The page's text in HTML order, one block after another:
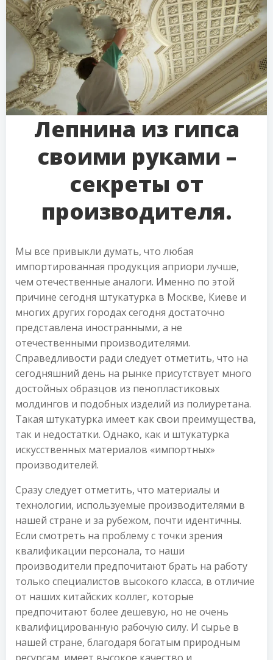
Лепнина из гипса
своими руками –
секреты от
производителя.
Мы все привыкли думать, что любая
импортированная продукция априори лучше,
чем отечественные аналоги. Именно по этой
причине сегодня штукатурка в Москве, Киеве и
многих других городах сегодня достаточно
представлена иностранными, а не
отечественными производителями.
Справедливости ради следует отметить, что на
сегодняшний день на рынке присутствует много
достойных образцов из пенопластиковых
молдингов и подобных изделий из полиуретана.
Такая штукатурка имеет как свои преимущества,
так и недостатки. Однако, как и штукатурка
искусственных материалов «импортных»
производителей.
Сразу следует отметить, что материалы и
технологии, используемые производителями в
нашей стране и за рубежом, почти идентичны.
Если смотреть на проблему с точки зрения
квалификации персонала, то наши
производители предпочитают брать на работу
только специалистов высокого класса, в отличие
от наших китайских коллег, которые
предпочитают более дешевую, но не очень
квалифицированную рабочую силу. И сырье в
нашей стране, благодаря богатым природным
ресурсам, имеет высокое качество и